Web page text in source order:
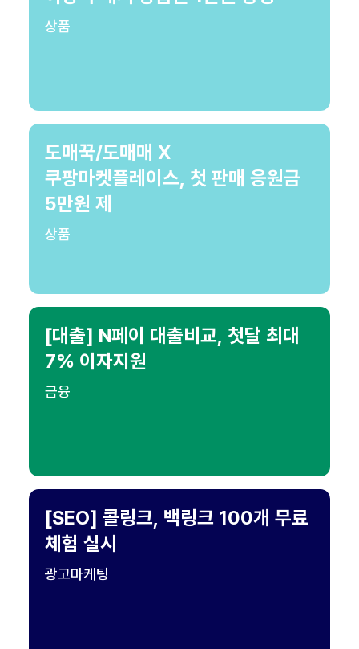
상품
도매꾹/도매매 X
쿠팡마켓플레이스, 첫 판매 응원금
5만원 제
상품
[대출] N페이 대출비교, 첫달 최대
7% 이자지원
금융
[SEO] 콜링크, 백링크 100개 무료
체험 실시
광고마케팅